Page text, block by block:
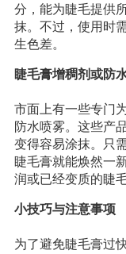
分，能为睫毛提供
抹。不过，使用时
生色差。
睫毛膏增稠剂或防
市面上有一些专门
防水喷雾。这些产
变得容易涂抹。只
睫毛膏就能焕然一
润或已经变质的睫毛
小技巧与注意事项
为了避免睫毛膏过